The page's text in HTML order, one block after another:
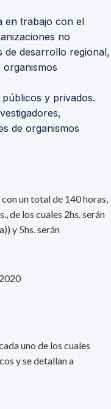
en trabajo con el
no
de desarrollo regional,
y privados.
de organismos
un total de 140 horas,
de los cuales 2hs. serán
y 5hs. serán
uno de los cuales
y se detallan a